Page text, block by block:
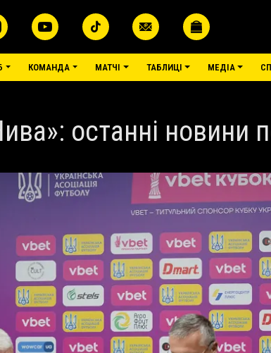
КОМАНДА МАТЧІ ТАБЛИЦІ МЕДІА
останні новини